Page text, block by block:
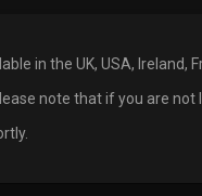
in the UK, USA, Ireland,
note that if you are